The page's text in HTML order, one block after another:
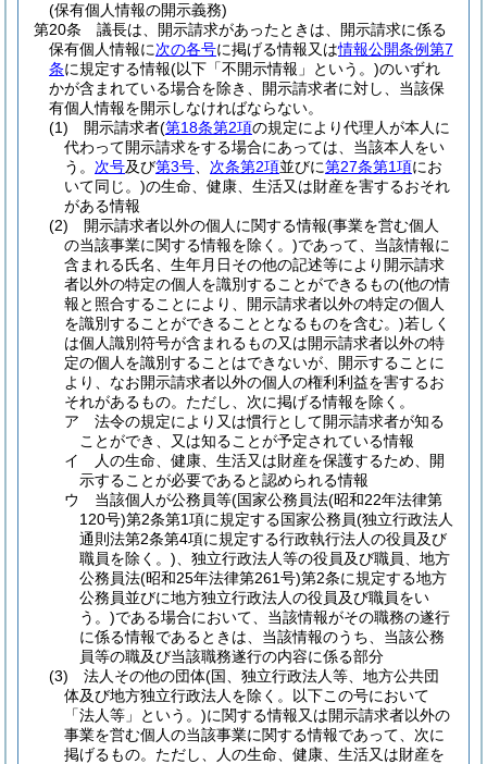
(保有個人情報の開示義務)
第20条
議長は、開示請求があったときは、開示請求に係る
保有個人情報に次の各号に掲げる情報又は情報公開条例第7
条に規定する情報(以下「不開示情報」という。)のいずれ
かが含まれている場合を除き、開示請求者に対し、当該保
有個人情報を開示しなければならない。
(1)
開示請求者(第18条第2項の規定により代理人が本人に
代わって開示請求をする場合にあっては、当該本人をい
う。 次号及び第3号 次条第2項並びに第27条第1項にお
いて同じ。)の生命、健康、生活又は財産を害するおそれ
がある情報
(2)
開示請求者以外の個人に関する情報(事業を営む個人
の当該事業に関する情報を除く。)であって、当該情報に
含まれる氏名、生年月日その他の記述等により開示請求
者以外の特定の個人を識別することができるもの(他の情
報と照合することにより、開示請求者以外の特定の個人
を識別することができることとなるものを含む。)若しく
は個人識別符号が含まれるもの又は開示請求者以外の特
定の個人を識別することはできないが、開示することに
より、なお開示請求者以外の個人の権利利益を害するお
それがあるもの。 ただし、次に掲げる情報を除く。
ア
法令の規定により又は慣行として開示請求者が知る
ことができ、又は知ることが予定されている情報
イ
人の生命、健康、生活又は財産を保護するため、開
示することが必要であると認められる情報
ウ
当該個人が公務員等(国家公務員法(昭和22年法律第
120号)第2条第1項に規定する国家公務員(独立行政法人
通則法第2条第4項に規定する行政執行法人の役員及び
職員を除く。) 、独立行政法人等の役員及び職員、地方
公務員法(昭和25年法律第261号)第2条に規定する地方
公務員並びに地方独立行政法人の役員及び職員をい
う。)である場合において、当該情報がその職務の遂行
に係る情報であるときは、当該情報のうち、当該公務
員等の職及び当該職務遂行の内容に係る部分
(3)
法人その他の団体(国、独立行政法人等、地方公共団
体及び地方独立行政法人を除く。以下この号において
「法人等」という。)に関する情報又は開示請求者以外の
事業を営む個人の当該事業に関する情報であって、次に
掲げるもの。 ただし、人の生命、健康、生活又は財産を